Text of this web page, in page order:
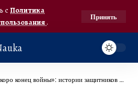
с Политика
.
Принять
истории защитников от АТО и до сегодняшнего дня